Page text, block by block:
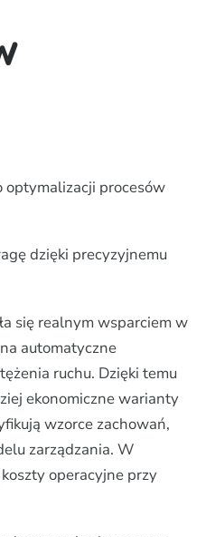
optymalizacji procesów
dzięki precyzyjnemu
się realnym wsparciem w
automatyczne
ruchu. Dzięki temu
ekonomiczne warianty
wzorce zachowań,
zarządzania. W
operacyjne przy